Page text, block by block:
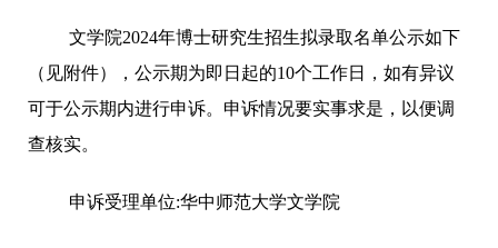
文学院2024年博士研究生招生拟录取名单公示如下
（见附件）， 公示期为即日起的10个工作日，如有异议
可于公示期内进行申诉。申诉情况要实事求是，以便调
查核实。
申诉受理单位:华中师范大学文学院